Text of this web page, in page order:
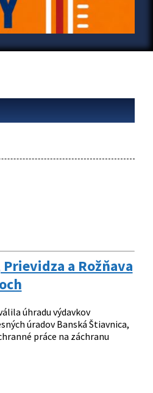
a Rožňava
úhradu výdavkov
úradov Banská Štiavnica,
práce na záchranu